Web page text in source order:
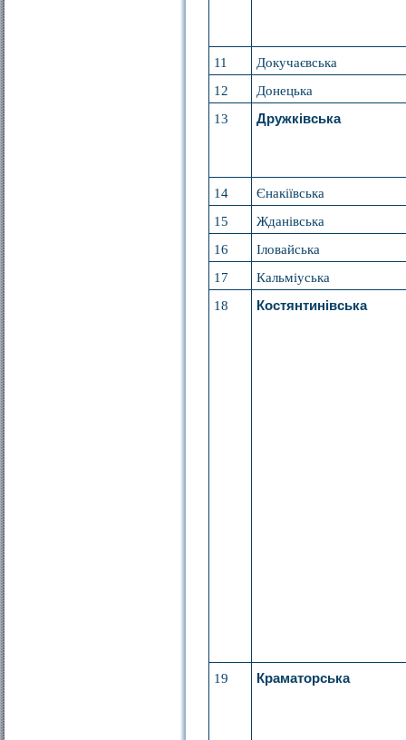
11
Докучаєвська
12
Донецька
13
Дружківська
14
Єнакіївська
15
Жданівська
16
Іловайська
17
Кальміуська
18
Костянтинівська
19 Краматорська